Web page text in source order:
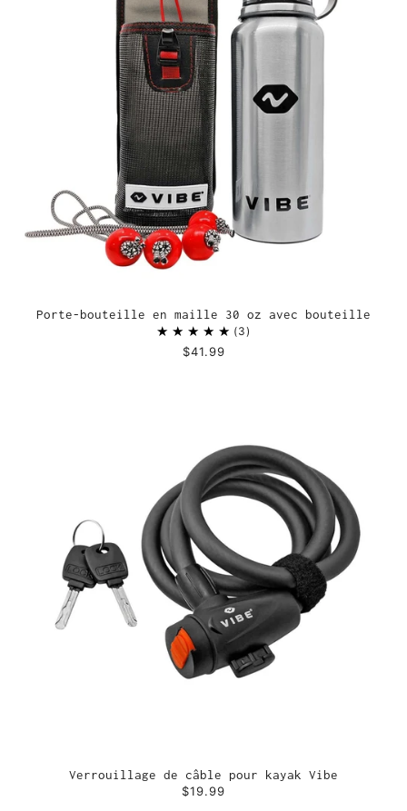
Porte-bouteille en maille 30 oz avec bouteille
3
$41.99
Verrouillage de câble pour kayak Vibe
$19.99